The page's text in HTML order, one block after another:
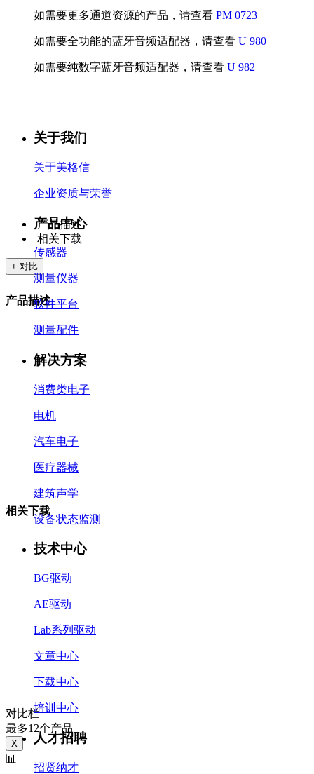
如需要更多通道资源的产品，请查看 PM 0723
如需要全功能的蓝牙音频适配器，请查看 U 980
如需要纯数字蓝牙音频适配器，请查看 U 982
产品描述
相关下载
+ 对比
产品描述
相关下载
对比栏
最多12个产品
X
📊
关于我们
关于美格信
企业资质与荣誉
产品中心
传感器
测量仪器
软件平台
测量配件
解决方案
消费类电子
电机
汽车电子
医疗器械
建筑声学
设备状态监测
技术中心
BG驱动
AE驱动
Lab系列驱动
文章中心
下载中心
培训中心
人才招聘
招贤纳才